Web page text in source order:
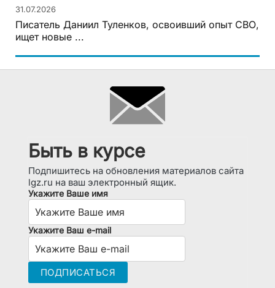
31.07.2026
Писатель Даниил Туленков, освоивший опыт СВО,
ищет новые ...
Быть в курсе
Подпишитесь на обновления материалов сайта
lgz.ru на ваш электронный ящик.
Укажите Ваше имя
Укажите Ваш e-mail